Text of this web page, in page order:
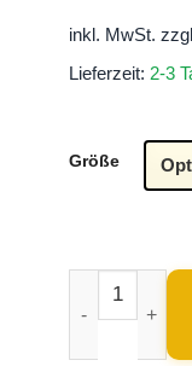
inkl. MwSt.
Lieferzeit: 2-3
Größe